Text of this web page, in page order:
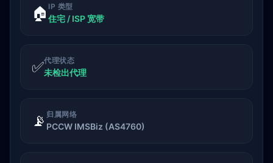
🏠 IP 类型
住宅 / ISP 宽带
✅代理状态
未检出代理
📡 归属网络
PCCW IMSBiz (AS4760)